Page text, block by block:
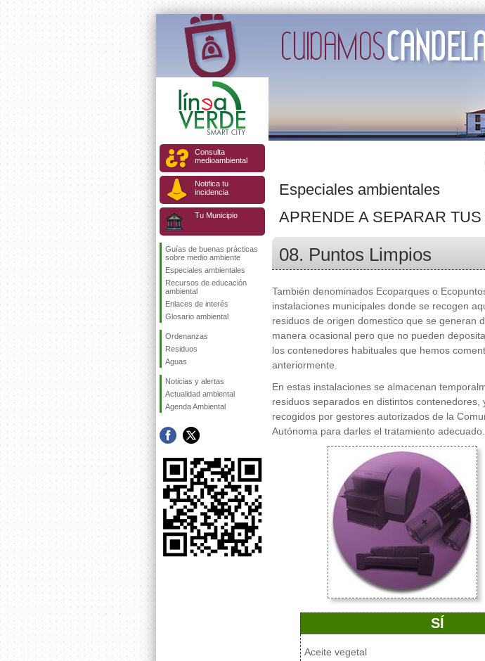
Consulta
medioambiental
Notifica tu
incidencia
Tu Municipio
Guías de buenas prácticas
sobre medio ambiente
Especiales ambientales
Recursos de educación
ambiental
Enlaces de interés
Glosario ambiental
Ordenanzas
Residuos
Aguas
Noticias y alertas
Actualidad ambiental
Agenda Ambiental
Especiales ambientales
APRENDE A SEPARAR
08. Puntos Limpios
También denominados Ecoparques o
instalaciones municipales donde se recogen
residuos de origen domestico que se generan
manera ocasional pero que no pueden
los contenedores habituales que hemos
anteriormente.
En estas instalaciones se almacenan
residuos separados en distintos contenedores,
recogidos por gestores autorizados de la
Autónoma para darles el tratamiento adecuado.
SÍ
Aceite vegetal